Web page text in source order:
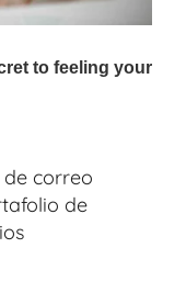
correo
de